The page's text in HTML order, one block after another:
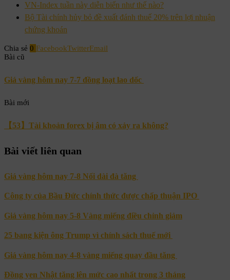
VN-Index tuần này diễn biến như thế nào?
Bộ Tài chính hủy bỏ đề xuất đánh thuế 20% trên lợi nhuận
chứng khoán
Chia sẻ 0 FacebookTwitterEmail
Bài cũ
Giá vàng hôm nay 7-7 đồng loạt lao dốc
Bài mới
【53】Tài khoản forex bị âm có xảy ra không?
Bài viết liên quan
Giá vàng hôm nay 7-8 Nối dài đà tăng
Công ty của Bầu Đức chính thức được chấp thuận IPO
Giá vàng hôm nay 5-8 Vàng miếng điều chỉnh giảm
25 bang kiện ông Trump vì chính sách thuế mới
Giá vàng hôm nay 4-8 vàng miếng quay đầu tăng
Đồng yen Nhật tăng lên mức cao nhất trong 3 tháng